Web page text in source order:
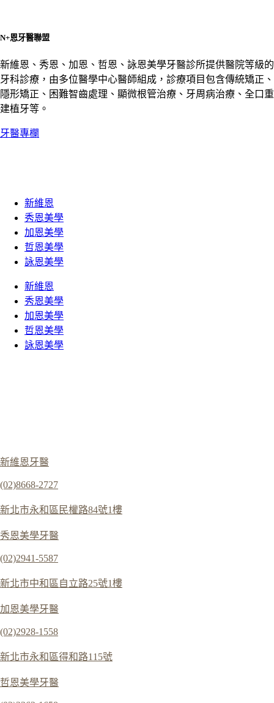
N+恩牙醫聯盟
新維恩、秀恩、加恩、哲恩、詠恩美學牙醫診所提供醫院等級的
牙科診療，由多位醫學中心醫師組成，診療項目包含傳統矯正、
隱形矯正、困難智齒處理、顯微根管治療、牙周病治療、全口重
建植牙等。
牙醫專欄
新維恩
秀恩美學
加恩美學
哲恩美學
詠恩美學
新維恩
秀恩美學
加恩美學
哲恩美學
詠恩美學
新維恩牙醫
(02)8668-2727
新北市永和區民權路84號1樓
秀恩美學牙醫
(02)2941-5587
新北市中和區自立路25號1樓
加恩美學牙醫
(02)2928-1558
新北市永和區得和路115號
哲恩美學牙醫